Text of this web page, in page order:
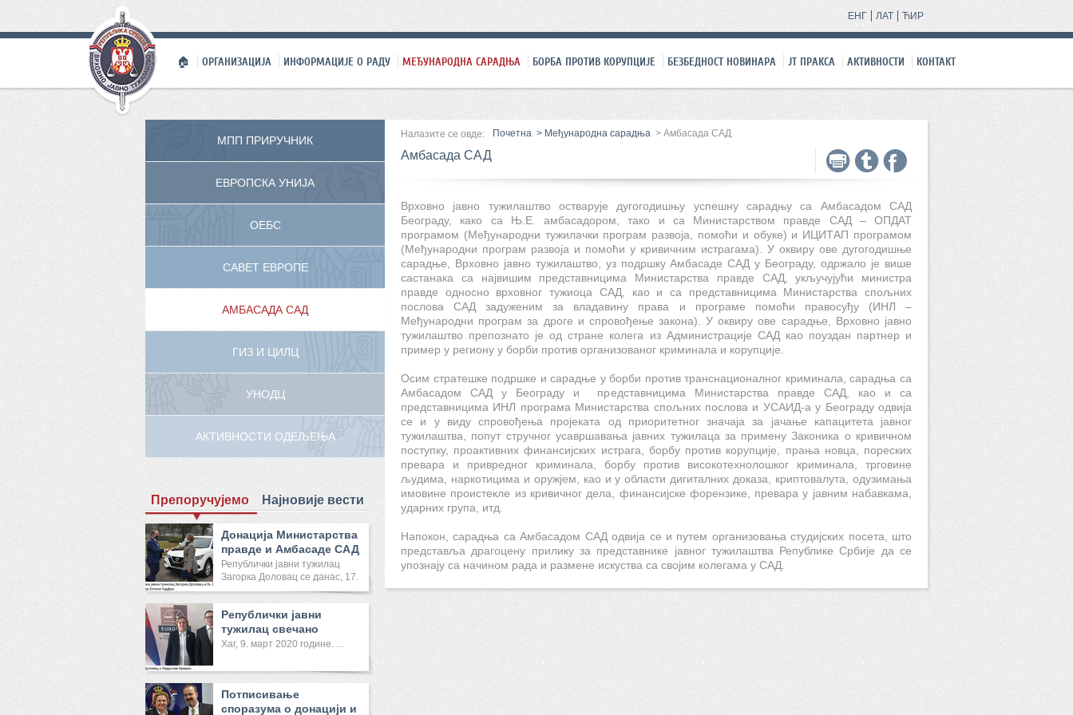
ЋИР
ЛАТ
ЕНГ
🏠 ОРГАНИЗАЦИЈА ИНФОРМАЦИЈЕ О РАДУ МЕЂУНАРОДНА САРАДЊА БОРБА ПРОТИВ КОРУПЦИЈЕ БЕЗБЕДНОСТ НОВИНАРА ЈТ ПРАКСA АКТИВНОСТИ КОНТАКТ
Налазите се овде: Почетна > Међународна сарадња > Амбасада САД
Амбасада САД
Врховно јавно тужилаштво остварује дугогодишњу успешну сарадњу са Амбасадом САД
Београду, како са Њ.Е. амбасадором, тако и са Министарством правде САД – ОПДАТ
програмом (Међународни тужилачки програм развоја, помоћи и обуке) и ИЦИТАП програмом
(Међународни програм развоја и помоћи у кривичним истрагама). У оквиру ове дугогодишње
сарадње, Врховно јавно тужилаштво, уз подршку Амбасаде САД у Београду, одржало је више
састанака са највишим представницима Министарства правде САД, укључујући министра
правде односно врховног тужиоца САД, као и са представницима Министарства спољних
послова САД задуженим за владавину права и програме помоћи правосуђу (ИНЛ –
Међународни програм за дроге и спровођење закона). У оквиру ове сарадње, Врховно јавно
тужилаштво препознато је од стране колега из Администрације САД као поуздан партнер и
пример у региону у борби против организованог криминала и корупције.
Осим стратешке подршке и сарадње у борби против транснационалног криминала, сарадња са
Амбасадом САД у Београду и представницима Министарства правде САД, као и са
представницима ИНЛ програма Министарства спољних послова и УСАИД-а у Београду одвија
се и у виду спровођења пројеката од приоритетног значаја за јачање капацитета јавног
тужилаштва, попут стручног усавршавања јавних тужилаца за примену Законика о кривичном
поступку, проактивних финансијских истрага, борбу против корупције, прања новца, пореских
превара и привредног криминала, борбу против високотехнолошког криминала, трговине
људима, наркотицима и оружјем, као и у области дигиталних доказа, криптовалута, одузимања
имовине проистекле из кривичног дела, финансијске форензике, превара у јавним набавкама,
ударних група, итд.
Напокон, сарадња са Амбасадом САД одвија се и путем организовања студијских посета, што
представља драгоцену прилику за представнике јавног тужилаштва Републике Србије да се
упознају са начином рада и размене искуства са својим колегама у САД.
МПП ПРИРУЧНИК
ЕВРОПСКА УНИЈА
ОЕБС
САВЕТ ЕВРОПЕ
АМБАСАДА САД
ГИЗ И ЦИЛЦ
УНОДЦ
АКТИВНОСТИ ОДЕЉЕЊА
Препоручујемо Најновије вести
Донација Министарства
правде и Амбасаде САД
Реп...
Републички јавни тужилац
Загорка Доловац се данас, 17.
...
Републички јавни
тужилац свечано
отворила Канце...
Хаг, 9. март 2020 године. ...
Потписивање
споразума о донацији и